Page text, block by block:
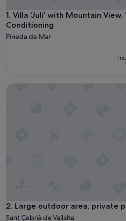
1. Villa 'Juli' with Mountain View,
Conditioning
Villa 'Juli' with Mountain View,
Pineda de Mar
2. Large outdoor area, private
Large outdoor area, private pool
Sant Cebrià de Vallalta